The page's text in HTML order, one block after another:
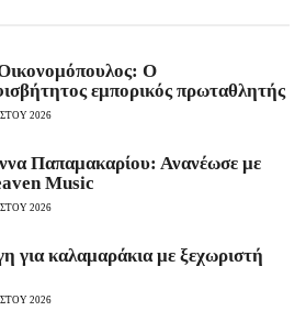
Ο
εμπορικός πρωταθλητής
2026
Παπαμακαρίου: Ανανέωσε με
Music
2026
για καλαμαράκια με ξεχωριστή
2026